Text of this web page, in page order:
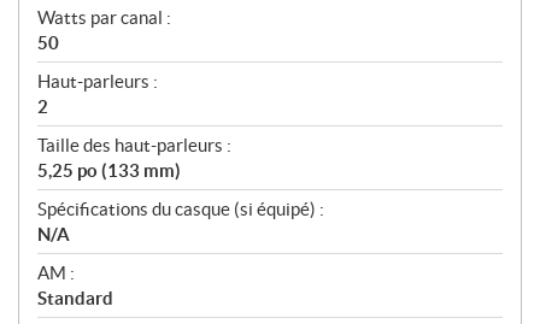
Watts par canal :
50
Haut-parleurs :
2
Taille des haut-parleurs :
5,25 po (133 mm)
Spécifications du casque (si équipé) :
N/A
AM :
Standard